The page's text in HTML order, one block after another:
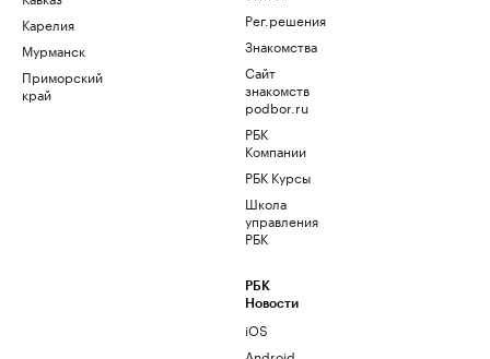
Карелия
Мурманск
Приморский
край
Рег.решения
Знакомства
Сайт
знакомств
podbor.ru
РБК
Компании
РБК Курсы
Школа
управления
РБК
РБК
Новости
iOS